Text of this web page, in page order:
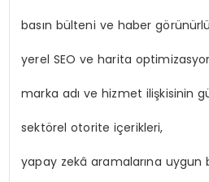
basın bülteni ve haber
yerel SEO ve harita
marka adı ve hizmet ilişkisinin
sektörel otorite içerikleri,
yapay zekâ aramalarına uygun